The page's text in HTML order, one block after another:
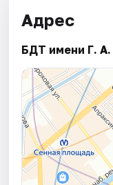
Адрес
БДТ имени Г. А.